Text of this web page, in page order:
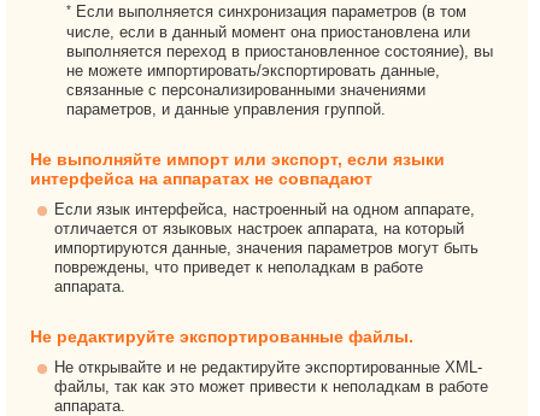
* Если выполняется синхронизация параметров (в том
числе, если в данный момент она приостановлена или
выполняется переход в приостановленное состояние), вы
не можете импортировать/экспортировать данные,
связанные с персонализированными значениями
параметров, и данные управления группой.
Не выполняйте импорт или экспорт, если языки
интерфейса на аппаратах не совпадают
Если язык интерфейса, настроенный на одном аппарате,
отличается от языковых настроек аппарата, на который
импортируются данные, значения параметров могут быть
повреждены, что приведет к неполадкам в работе
аппарата.
Не редактируйте экспортированные файлы.
Не открывайте и не редактируйте экспортированные XML-
файлы, так как это может привести к неполадкам в работе
аппарата.